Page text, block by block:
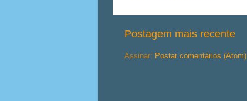
Postagem mais recente
Assinar: Postar comentários (Atom)